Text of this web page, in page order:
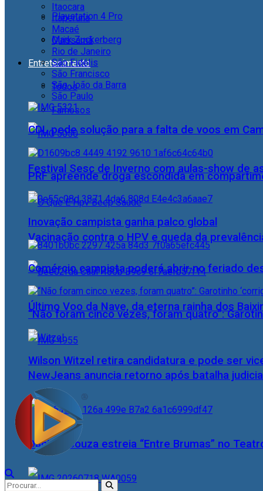
Playstation 4 Pro
Mark Zuckerberg
Entretenimento
Todos
Famosos
Festival Sesc de Inverno com aulas-show de
Vacinação contra o HPV e queda da
Último Voo da Nave, da eterna rainha dos
NewJeans anuncia retorno após batalha
Daniele Souza estreia “Entre Brumas” no
Itaocara
Itaperuna
Macaé
Quissamã
Rio de Janeiro
São Fidélis
São Francisco
São João da Barra
São Paulo
CDL pede solução para a falta de voos em
PRF apreende droga escondida em
Inovação campista ganha palco global
Comércio campista poderá abrir no feriado
“Não foram cinco vezes, foram quatro”:
Wilson Witzel retira candidatura e pode ser